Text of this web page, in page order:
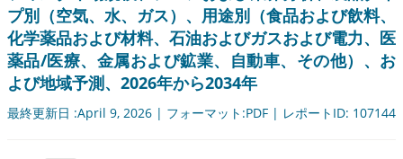
プ別（空気、水、ガス）、用途別（食品および飲料、
化学薬品および材料、石油およびガスおよび電力、医
薬品/医療、金属および鉱業、自動車、その他）、お
よび地域予測、2026年から2034年
最終更新日 :April 9, 2026 | フォーマット:PDF | レポートID: 107144